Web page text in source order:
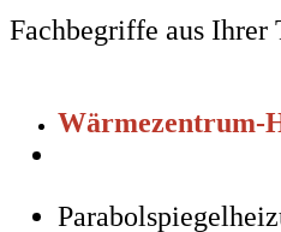
Fachbegriffe aus Ihrer
Wärmezentrum-